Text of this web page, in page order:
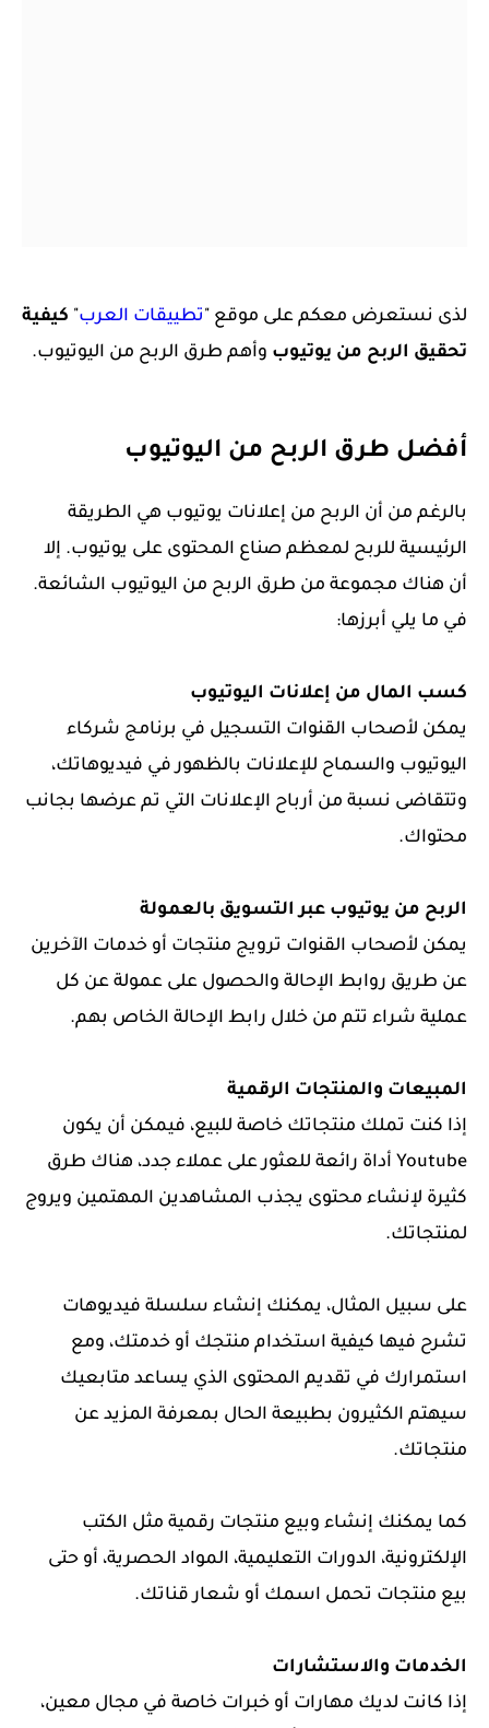
لذى نستعرض معكم على موقع "تطييقات العرب" كيفية
تحقيق الربح من يوتيوب وأهم طرق الربح من اليوتيوب.
أفضل طرق الربح من اليوتيوب
بالرغم من أن الربح من إعلانات يوتيوب هي الطريقة
الرئيسية للربح لمعظم صناع المحتوى على يوتيوب. إلا
أن هناك مجموعة من طرق الربح من اليوتيوب الشائعة.
في ما يلي أبرزها:
كسب المال من إعلانات اليوتيوب
يمكن لأصحاب القنوات التسجيل في برنامج شركاء
اليوتيوب والسماح للإعلانات بالظهور في فيديوهاتك،
وتتقاضى نسبة من أرباح الإعلانات التي تم عرضها بجانب
محتواك.
الربح من يوتيوب عبر التسويق بالعمولة
يمكن لأصحاب القنوات ترويج منتجات أو خدمات الآخرين
عن طريق روابط الإحالة والحصول على عمولة عن كل
عملية شراء تتم من خلال رابط الإحالة الخاص بهم.
المبيعات والمنتجات الرقمية
إذا كنت تملك منتجاتك خاصة للبيع، فيمكن أن يكون
Youtube أداة رائعة للعثور على عملاء جدد، هناك طرق
كثيرة لإنشاء محتوى يجذب المشاهدين المهتمين ويروج
لمنتجاتك.
على سبيل المثال، يمكنك إنشاء سلسلة فيديوهات
تشرح فيها كيفية استخدام منتجك أو خدمتك، ومع
استمرارك في تقديم المحتوى الذي يساعد متابعيك
سيهتم الكثيرون بطبيعة الحال بمعرفة المزيد عن
منتجاتك.
كما يمكنك إنشاء وبيع منتجات رقمية مثل الكتب
الإلكترونية، الدورات التعليمية، المواد الحصرية، أو حتى
بيع منتجات تحمل اسمك أو شعار قناتك.
الخدمات والاستشارات
إذا كانت لديك مهارات أو خبرات خاصة في مجال معين،